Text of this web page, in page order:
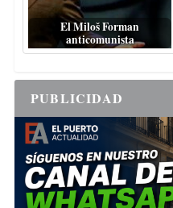
El Miloš Forman
anticomunista
PUBLICIDAD